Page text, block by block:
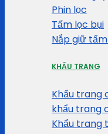
Phin lọc
Tấm lọc bụi
Nắp giữ
KHẨU TRANG
Khẩu trang
khẩu trang
Khẩu trang